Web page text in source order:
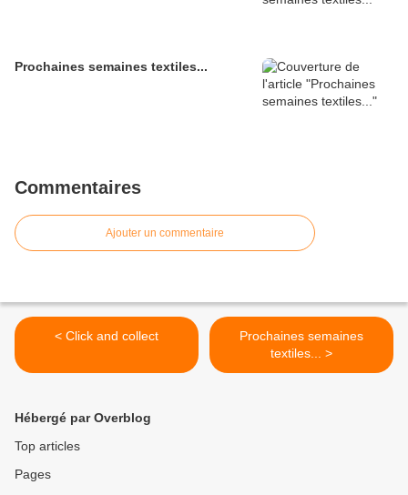
Prochaines semaines textiles...
Commentaires
Ajouter un commentaire
< Click and collect
Prochaines semaines
textiles... >
Hébergé par Overblog
Top articles
Pages